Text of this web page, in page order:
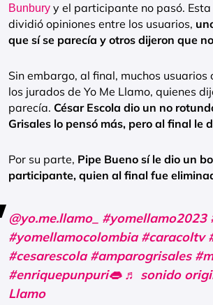
Bunbury y el participante no pasó.
dividió opiniones entre los usuarios,
que sí se parecía y otros dijeron que
Sin embargo, al final, muchos usuarios
los jurados de Yo Me Llamo, quienes
parecía. César Escola dio un no
Grisales lo pensó más, pero al final le
Por su parte, Pipe Bueno sí le dio un
participante, quien al final fue
@yo.me.llamo_ #yomellamo2023
#yomellamocolombia #caracoltv
#cesarescola #amparogrisales
#enriquepunpuri👄 ♬ sonido
Llamo